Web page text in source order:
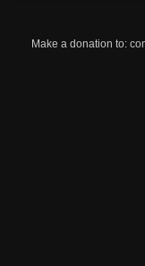
Make a donation to: